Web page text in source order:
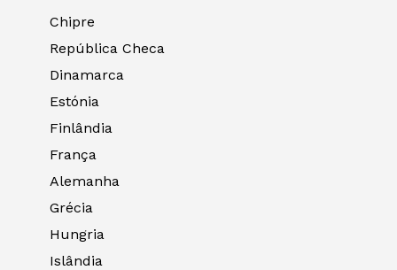
Chipre
República Checa
Dinamarca
Estónia
Finlândia
França
Alemanha
Grécia
Hungria
Islândia